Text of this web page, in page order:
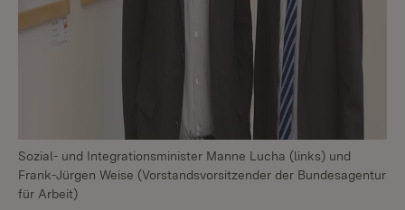
Sozial- und Integrationsminister Manne Lucha (links) und
Frank-Jürgen Weise (Vorstandsvorsitzender der Bundesagentur
für Arbeit)